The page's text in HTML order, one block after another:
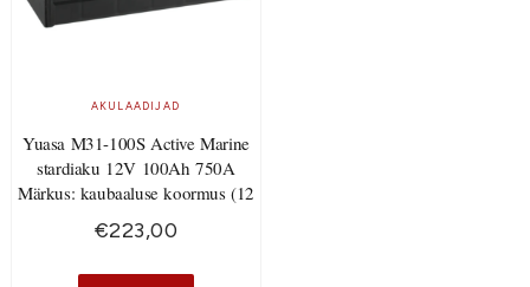
AKULAADIJAD
Yuasa M31-100S Active Marine
stardiaku 12V 100Ah 750A
Märkus: kaubaaluse koormus (12
€223,00